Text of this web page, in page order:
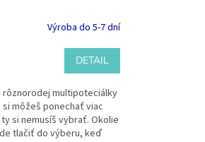
Výroba do 5-7 dní
DETAIL
rôznorodej multipoteciálky
si môžeš ponechať viac
si nemusíš vybrať. Okolie
tlačiť do výberu, keď